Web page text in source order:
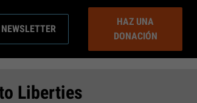
NEWSLETTER
HAZ UNA
DONACIÓN
to Liberties